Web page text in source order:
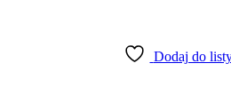
Dodaj do